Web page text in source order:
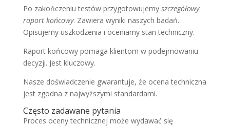
Po zakończeniu testów przygotowujemy szczegółowy
raport końcowy. Zawiera wyniki naszych badań.
Opisujemy uszkodzenia i oceniamy stan techniczny.
Raport końcowy pomaga klientom w podejmowaniu
decyzji. Jest kluczowy.
Nasze doświadczenie gwarantuje, że ocena techniczna
jest zgodna z najwyższymi standardami.
Często zadawane pytania
Proces oceny technicznej może wydawać się